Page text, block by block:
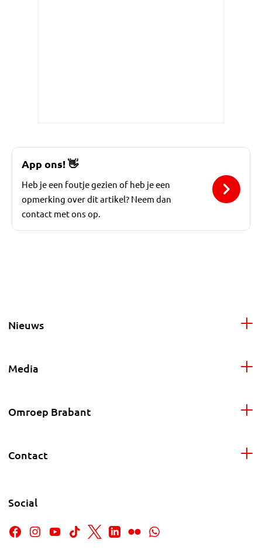
App ons!👋
Heb je een foutje gezien of heb je een
opmerking over dit artikel? Neem dan
contact met ons op.
Nieuws
Media
Omroep Brabant
Contact
Social